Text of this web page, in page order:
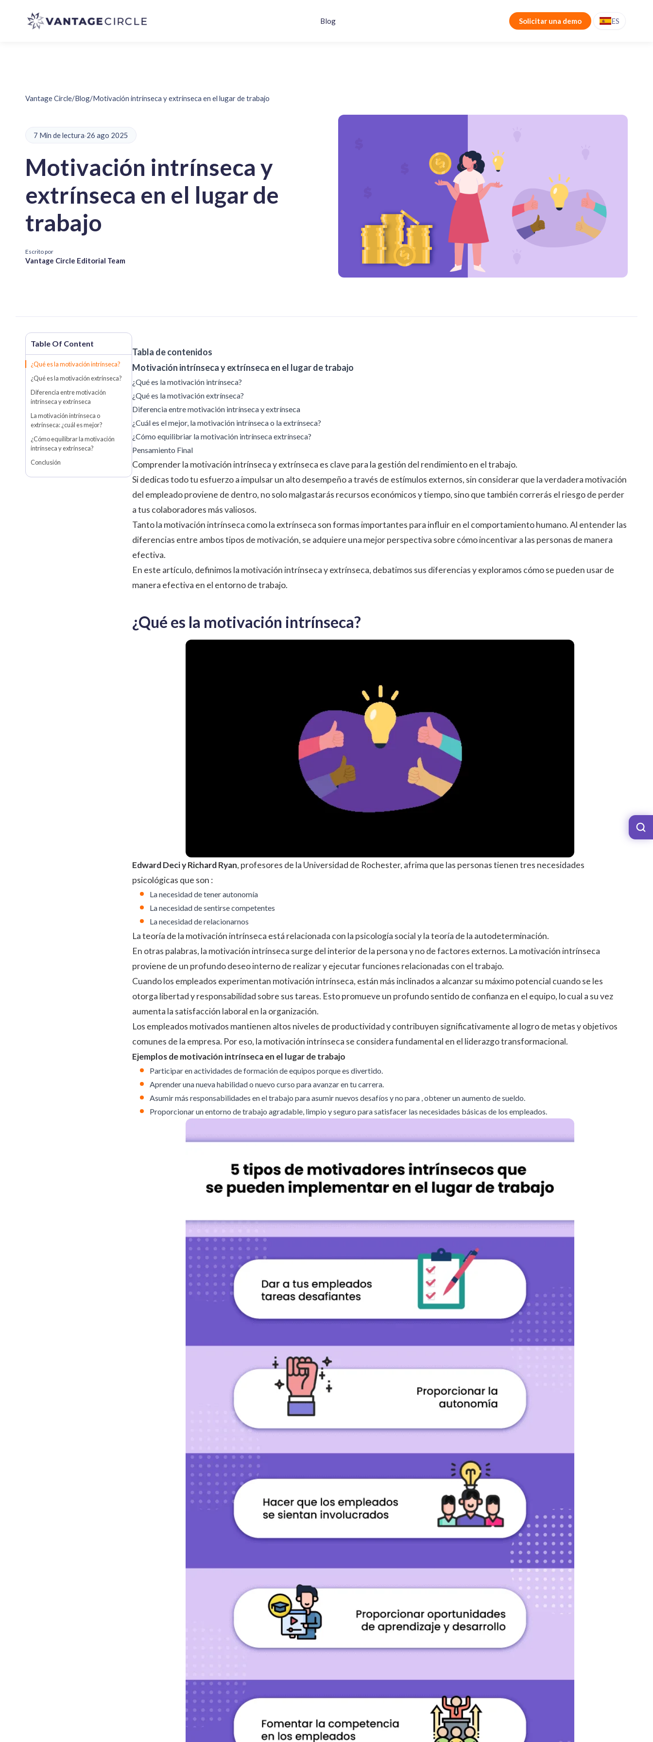
Blog Solicitar una demo ES
Vantage Circle/Blog/Motivación intrínseca y extrínseca en el lugar de trabajo
7 Min de lectura·26 ago 2025
Motivación intrínseca y
extrínseca en el lugar de
trabajo
Escrito por
Vantage Circle Editorial Team
¿Qué es la motivación intrínseca?
¿Qué es la motivación extrínseca?
Diferencia entre motivación
intrínseca y extrínseca
La motivación intrínseca o
extrínseca: ¿cuál es mejor?
¿Cómo equilibrar la motivación
intrínseca y extrínseca?
Conclusión
Tabla de contenidos
Motivación intrínseca y extrínseca en el lugar de trabajo
¿Qué es la motivación intrínseca?
¿Qué es la motivación extrínseca?
Diferencia entre motivación intrínseca y extrínseca
¿Cuál es el mejor, la motivación intrínseca o la extrínseca?
¿Cómo equilibriar la motivación intrínseca extrínseca?
Pensamiento Final
Comprender la motivación intrínseca y extrínseca es clave para la gestión del rendimiento en el trabajo.
Si dedicas todo tu esfuerzo a impulsar un alto desempeño a través de estímulos externos, sin considerar que la verdadera motivación
del empleado proviene de dentro, no solo malgastarás recursos económicos y tiempo, sino que también correrás el riesgo de perder
a tus colaboradores más valiosos.
Tanto la motivación intrínseca como la extrínseca son formas importantes para influir en el comportamiento humano. Al entender las
diferencias entre ambos tipos de motivación, se adquiere una mejor perspectiva sobre cómo incentivar a las personas de manera
efectiva.
En este artículo, definimos la motivación intrínseca y extrínseca, debatimos sus diferencias y exploramos cómo se pueden usar de
manera efectiva en el entorno de trabajo.
¿Qué es la motivación intrínseca?
Edward Deci y Richard Ryan, profesores de la Universidad de Rochester, afrima que las personas tienentres necesidades
psicológicas que son :
La necesidad de tener autonomía
La necesidad de sentirse competentes
La necesidad de relacionarnos
La teoría de la motivación intrínseca está relacionada con la psicología social y la teoría de la autodeterminación.
En otras palabras, la motivación intrínseca surge del interior de la persona y no de factores externos. La motivación intrínseca
proviene de un profundo deseo interno de realizar y ejecutar funciones relacionadas con el trabajo.
Cuando los empleados experimentan motivación intrínseca, están más inclinados a alcanzar su máximo potencial cuando se les
otorga libertad y responsabilidad sobre sus tareas. Esto promueve un profundo sentido de confianza en el equipo, lo cual a su vez
aumenta la satisfacción laboral en la organización.
Los empleados motivados mantienen altos niveles de productividad y contribuyen significativamente al logro de metas y objetivos
comunes de la empresa. Por eso, la motivación intrínseca se considera fundamental en el liderazgo transformacional.
Ejemplos de motivación intrínseca en el lugar de trabajo
Participar en actividades de formación de equipos porque es divertido.
Aprender una nueva habilidad o nuevo curso para avanzar en tu carrera.
Asumir más responsabilidades en el trabajo para asumir nuevos desafíos y no para , obtener un aumento de sueldo.
Proporcionar un entorno de trabajo agradable, limpio y seguro para satisfacer las necesidades básicas de los empleados.